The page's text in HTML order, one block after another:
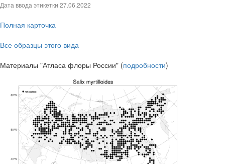
Дата ввода этикетки 27.06.2022
Полная карточка
Все образцы этого вида
Материалы "Атласа флоры России" (подробности)